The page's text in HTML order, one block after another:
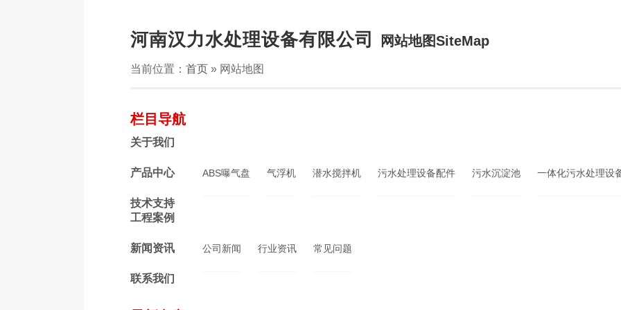
河南汉力水处理设备有限公司 网站地图SiteMap
当前位置：首页 » 网站地图
栏目导航
关于我们
产品中心 ABS曝气盘 气浮机 潜水搅拌机 污水处理设备配件 污水沉淀池 一体化污水处理设
技术支持
工程案例
新闻资讯 公司新闻 行业资讯 常见问题
联系我们